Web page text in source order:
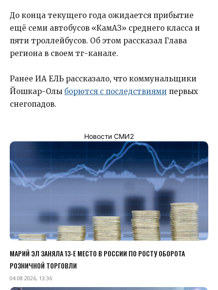
До конца текущего года ожидается прибытие
ещё семи автобусов «КамАЗ» среднего класса и
пяти троллейбусов. Об этом рассказал Глава
региона в своем тг-канале.
Ранее ИА ЕЛЬ рассказало, что коммунальщики
Йошкар-Олы борются с последствиями первых
снегопадов.
Новости СМИ2
МАРИЙ ЭЛ ЗАНЯЛА 13-Е МЕСТО В РОССИИ ПО РОСТУ ОБОРОТА
РОЗНИЧНОЙ ТОРГОВЛИ
04.08.2026, 13:36